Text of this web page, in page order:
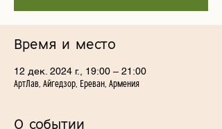
Время и место
12 дек. 2024 г., 19:00 – 21:00
АртЛав, Айгедзор, Ереван, Армения
О событии